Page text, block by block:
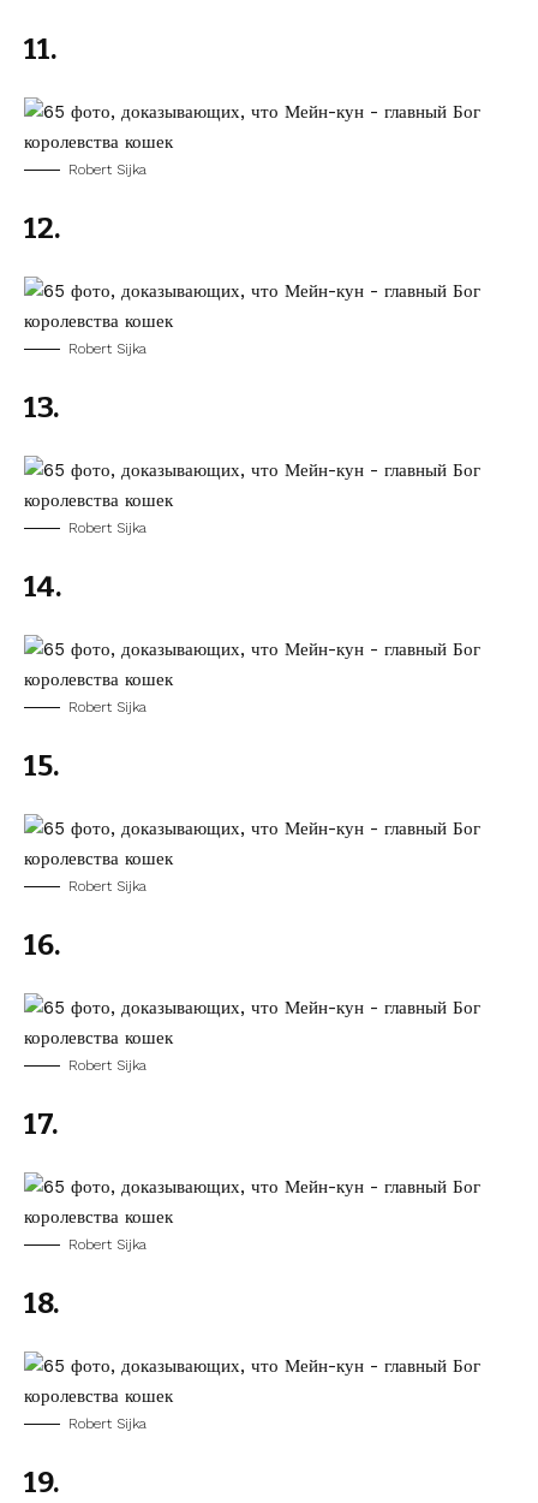
11.
Robert Sijka
12.
Robert Sijka
13.
Robert Sijka
14.
Robert Sijka
15.
Robert Sijka
16.
Robert Sijka
17.
Robert Sijka
18.
Robert Sijka
19.